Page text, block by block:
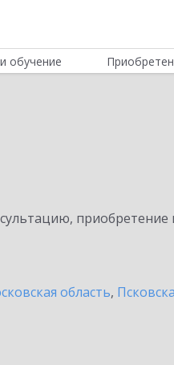
обучение
приобретение
область,